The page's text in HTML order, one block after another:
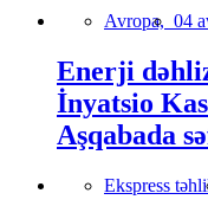
Avropa, 04
Enerji
İnyatsio
Aşqabada
Ekspress